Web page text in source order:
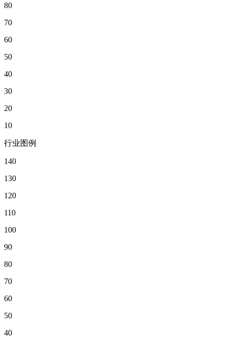
80
70
60
50
40
30
20
10
行业图例
140
130
120
110
100
90
80
70
60
50
40